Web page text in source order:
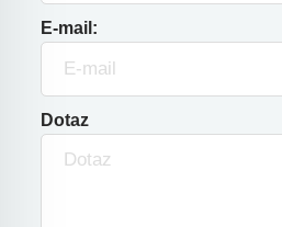
E-mail:
Dotaz